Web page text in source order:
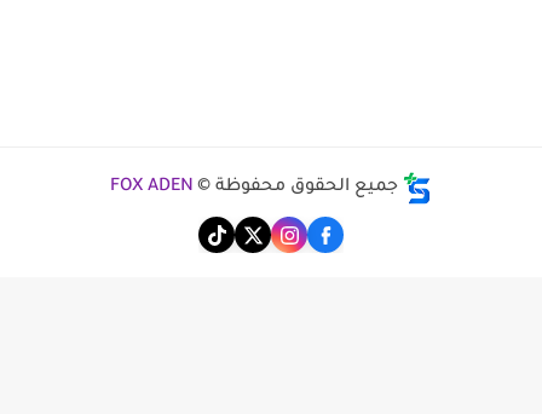
جميع الحقوق محفوظة © FOX ADEN